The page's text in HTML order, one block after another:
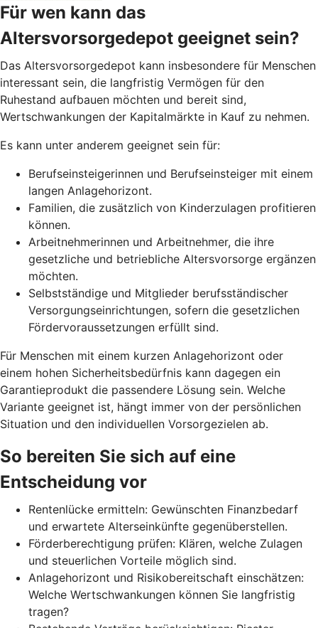
Für wen kann das
Altersvorsorgedepot geeignet sein?
Das Altersvorsorgedepot kann insbesondere für Menschen
interessant sein, die langfristig Vermögen für den
Ruhestand aufbauen möchten und bereit sind,
Wertschwankungen der Kapitalmärkte in Kauf zu nehmen.
Es kann unter anderem geeignet sein für:
Berufseinsteigerinnen und Berufseinsteiger mit einem
langen Anlagehorizont.
Familien, die zusätzlich von Kinderzulagen profitieren
können.
Arbeitnehmerinnen und Arbeitnehmer, die ihre
gesetzliche und betriebliche Altersvorsorge ergänzen
möchten.
Selbstständige und Mitglieder berufsständischer
Versorgungseinrichtungen, sofern die gesetzlichen
Fördervoraussetzungen erfüllt sind.
Für Menschen mit einem kurzen Anlagehorizont oder
einem hohen Sicherheitsbedürfnis kann dagegen ein
Garantieprodukt die passendere Lösung sein. Welche
Variante geeignet ist, hängt immer von der persönlichen
Situation und den individuellen Vorsorgezielen ab.
So bereiten Sie sich auf eine
Entscheidung vor
Rentenlücke ermitteln: Gewünschten Finanzbedarf
und erwartete Alterseinkünfte gegenüberstellen.
Förderberechtigung prüfen: Klären, welche Zulagen
und steuerlichen Vorteile möglich sind.
Anlagehorizont und Risikobereitschaft einschätzen:
Welche Wertschwankungen können Sie langfristig
tragen?